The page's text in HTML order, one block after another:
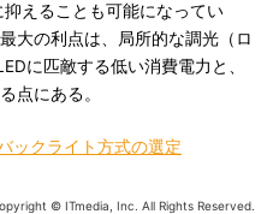
えることも可能になってい
大の利点は、局所的な調光（ロ
に匹敵する低い消費電力と、
点にある。
ックライト方式の選定
© ITmedia, Inc. All Rights Reserved.